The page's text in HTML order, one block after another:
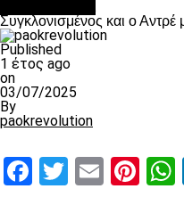
Συγκλονισμένος και ο
Published
1 έτος ago
on
03/07/2025
By
paokrevolution
Facebook
Twitter
Email